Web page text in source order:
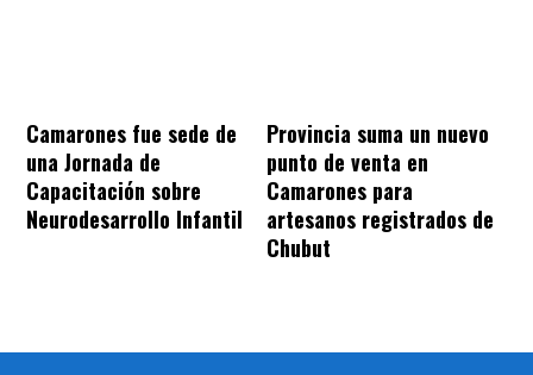
Camarones fue sede de
una Jornada de
Capacitación sobre
Neurodesarrollo Infantil
Provincia suma un nuevo
punto de venta en
Camarones para
artesanos registrados de
Chubut